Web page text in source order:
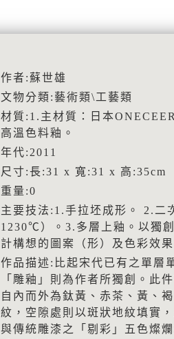
作者:蘇世雄
文物分類:藝術類\工藝類
材質:1.主材質：日本
高溫色料釉。
年代:2011
尺寸:長:31 x 寬:31 x 高:35cm
重量:0
主要技法:1.手拉坯成形。 2.二
1230℃）。3.多層上釉。以獨
計構想的圖案（形）及色彩效果
作品描述:比起宋代已有之單層
「雕釉」則為作者所獨創。此
自內而外為鈦黃、赤茶、黃、
紋，空隙處則以斑狀地紋填實
與傳統雕漆之「剔彩」五色燦